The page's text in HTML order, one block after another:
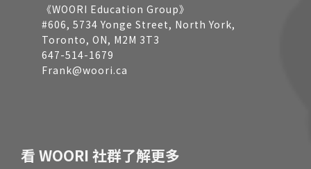
《WOORI Education Group》
#606, 5734 Yonge Street, North York,
Toronto, ON, M2M 3T3
647-514-1679
Frank@woori.ca
看 WOORI 社群了解更多